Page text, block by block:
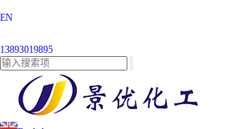
EN
13893019895